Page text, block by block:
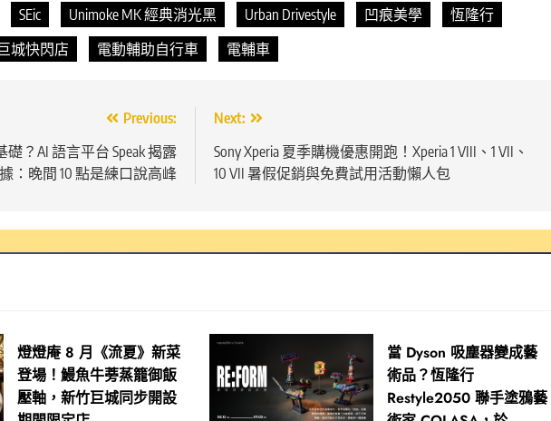
SEic Unimoke MK 經典消光黑 Urban Drivestyle 凹痕美學
恆隆行
城快閃店 電動輔助自行車 電輔車
Previous:
？AI 語言平台 Speak 揭露
：晚間 10 點是練口說高峰
Next:
Sony Xperia 夏季購機優惠開跑！Xperia 1 VIII、1 VII、
10 VII 暑假促銷與免費試用活動懶人包
燈燈庵 8 月《流夏》新菜
登場！鰻魚牛蒡蒸籠御飯
壓軸，新竹巨城同步開設
當 Dyson 吸塵器變成藝
術品？恆隆行
Restyle2050 聯手塗鴉藝